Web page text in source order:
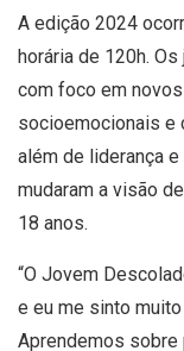
A edição 2024
horária de 120h.
com foco em
socioemocionais e
além de liderança
mudaram a visão
18 anos.
“O Jovem
e eu me sinto
Aprendemos sobre